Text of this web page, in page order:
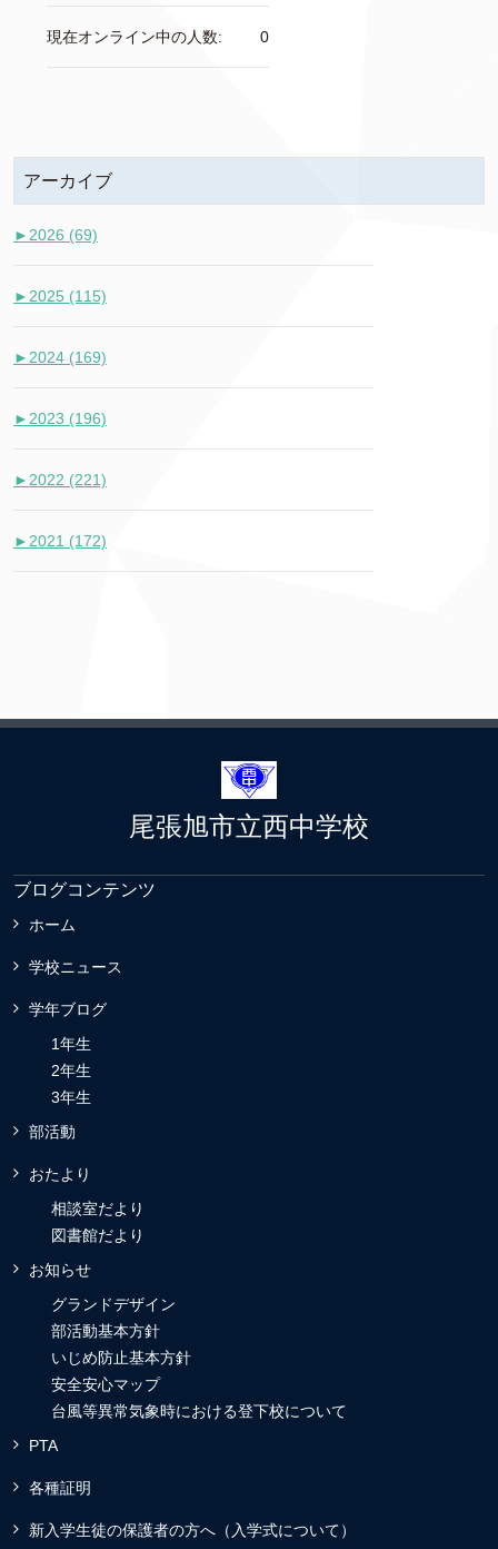
0
現在オンライン中の人数:
アーカイブ
► 2026 (69)
► 2025 (115)
► 2024 (169)
► 2023 (196)
► 2022 (221)
► 2021 (172)
尾張旭市立西中学校
ブログコンテンツ
ホーム
学校ニュース
学年ブログ
1年生
2年生
3年生
部活動
おたより
相談室だより
図書館だより
お知らせ
グランドデザイン
部活動基本方針
いじめ防止基本方針
安全安心マップ
台風等異常気象時における登下校について
PTA
各種証明
新入学生徒の保護者の方へ（入学式について）